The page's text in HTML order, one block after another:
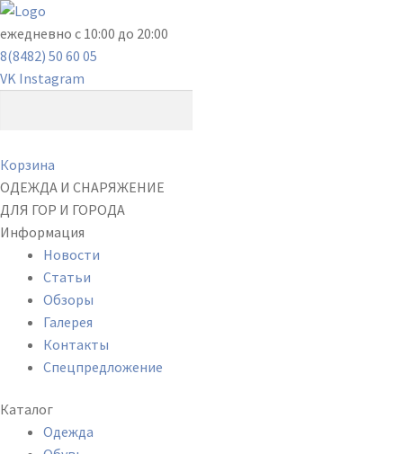
ежедневно с 10:00 до 20:00
8(8482) 50 60 05
VK Instagram
Корзина
ОДЕЖДА И СНАРЯЖЕНИЕ
ДЛЯ ГОР И ГОРОДА
Информация
Новости
Статьи
Обзоры
Галерея
Контакты
Спецпредложение
Каталог
Одежда